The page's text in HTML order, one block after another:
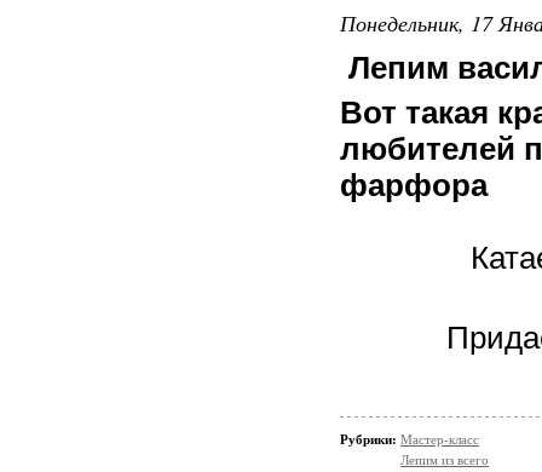
Понедельник, 17
Лепим
Вот такая
любителей
фарфора
Рубрики: Мастер-класс
Лепим из всего